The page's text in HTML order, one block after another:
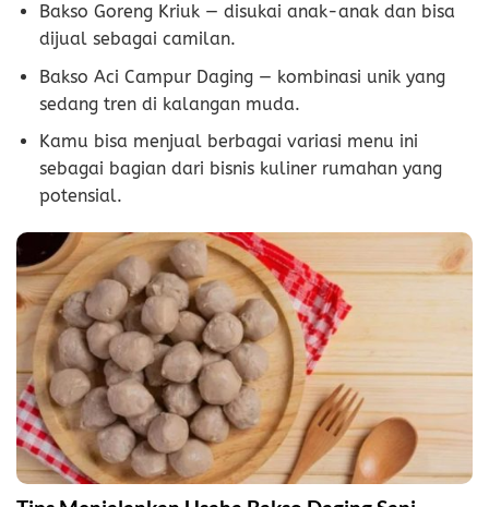
Bakso Goreng Kriuk — disukai anak-anak dan bisa
dijual sebagai camilan.
Bakso Aci Campur Daging — kombinasi unik yang
sedang tren di kalangan muda.
Kamu bisa menjual berbagai variasi menu ini
sebagai bagian dari bisnis kuliner rumahan yang
potensial.